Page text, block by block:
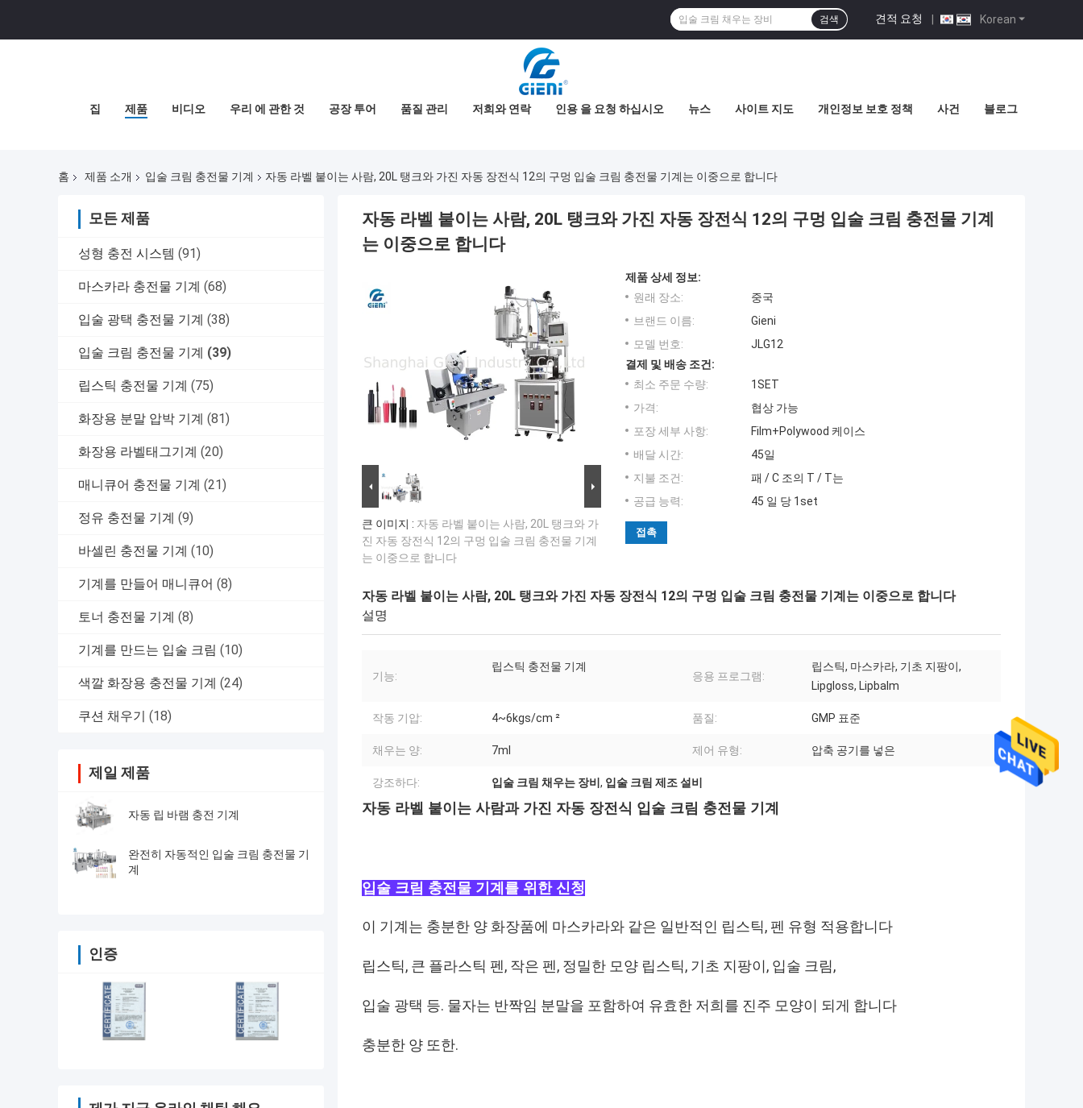
Korean
견적 요청 |
검색
집 제품 비디오 우리 에 관한 것 공장 투어 품질 관리 저희와 연락 인용 을 요청 하십시오 뉴스 사이트 지도 개인정보 보호 정책 사건 블로그
홈 제품 소개 입술 크림 충전물 기계 자동 라벨 붙이는 사람, 20L 탱크와 가진 자동 장전식 12의 구멍 입술 크림 충전물 기계는 이중으로 합니다
모든 제품
성형 충전 시스템 (91)
마스카라 충전물 기계 (68)
입술 광택 충전물 기계 (38)
입술 크림 충전물 기계 (39)
립스틱 충전물 기계 (75)
화장용 분말 압박 기계 (81)
화장용 라벨태그기계 (20)
매니큐어 충전물 기계 (21)
정유 충전물 기계 (9)
바셀린 충전물 기계 (10)
기계를 만들어 매니큐어 (8)
토너 충전물 기계 (8)
기계를 만드는 입술 크림 (10)
색깔 화장용 충전물 기계 (24)
쿠션 채우기 (18)
제일 제품
자동 립 바램 충전 기계
완전히 자동적인 입술 크림 충전물 기
계
인증
자동 라벨 붙이는 사람, 20L 탱크와 가진 자동 장전식 12의 구멍 입술 크림 충전물 기계
는 이중으로 합니다
큰 이미지 : 자동 라벨 붙이는 사람, 20L 탱크와 가
진 자동 장전식 12의 구멍 입술 크림 충전물 기계
는 이중으로 합니다
제품 상세 정보:
원래 장소:
중국
브랜드 이름:
Gieni
모델 번호:
JLG12
결제 및 배송 조건:
최소 주문 수량:
1SET
가격:
협상 가능
포장 세부 사항:
Film+Polywood 케이스
배달 시간:
45일
지불 조건:
패 / C 조의 T / T는
공급 능력:
45 일 당 1set
접촉
자동 라벨 붙이는 사람, 20L 탱크와 가진 자동 장전식 12의 구멍 입술 크림 충전물 기계는 이중으로 합니다
설명
기능:
립스틱 충전물 기계
응용 프로그램:
립스틱, 마스카라, 기초 지팡이,
Lipgloss, Lipbalm
작동 기압: 4~6kgs/cm ² 품질: GMP 표준
채우는 양: 7ml 제어 유형: 압축 공기를 넣은
강조하다: 입술 크림 채우는 장비 , 입술 크림 제조 설비
자동 라벨 붙이는 사람과 가진 자동 장전식 입술 크림 충전물 기계
입술 크림 충전물 기계를 위한 신청
이 기계는 충분한 양 화장품에 마스카라와 같은 일반적인 립스틱, 펜 유형 적용합니다
립스틱, 큰 플라스틱 펜, 작은 펜, 정밀한 모양 립스틱, 기초 지팡이, 입술 크림,
입술 광택 등. 물자는 반짝임 분말을 포함하여 유효한 저희를 진주 모양이 되게 합니다
충분한 양 또한.